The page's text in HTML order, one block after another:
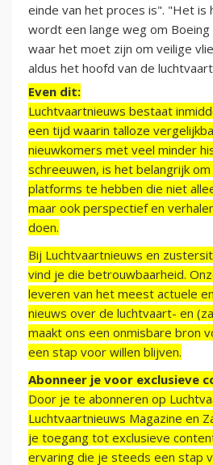
einde van het proces is". "Het is
wordt een lange weg om
waar het moet zijn om veilige
aldus het hoofd van de
Even dit:
Luchtvaartnieuws bestaat
een tijd waarin talloze
nieuwkomers met veel minder
schreeuwen, is het belangrijk
platforms te hebben die niet
maar ook perspectief en
doen.
Bij Luchtvaartnieuws en
vind je die betrouwbaarheid.
leveren van het meest actuele
nieuws over de luchtvaart- en
maakt ons een onmisbare bron
een stap voor willen blijven.
Abonneer je voor exclusieve
Door je te abonneren op
Luchtvaartnieuws Magazine en
je toegang tot exclusieve
ervaring die je steeds een stap